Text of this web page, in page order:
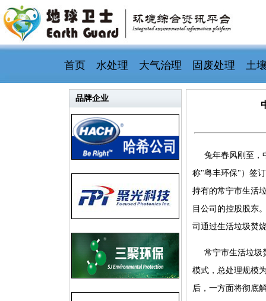
首页 水处理 大气治理 固废处理 土
品牌企业
兔年春风刚至，
称"粤丰环保"）签
持有的常宁市生活
目公司的控股股东
司通过生活垃圾焚
常宁市生活垃圾
模式，总处理规模
后，一方面将彻底